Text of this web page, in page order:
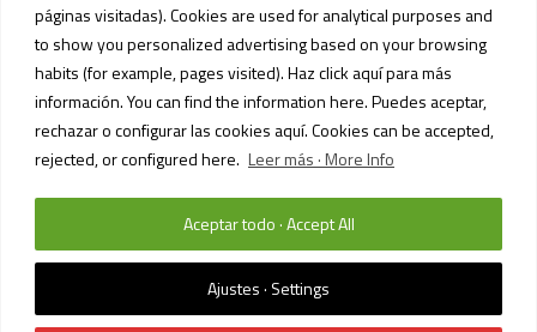
páginas visitadas). Cookies are used for analytical purposes and
to show you personalized advertising based on your browsing
habits (for example, pages visited). Haz click aquí para más
información. You can find the information here. Puedes aceptar,
rechazar o configurar las cookies aquí. Cookies can be accepted,
rejected, or configured here. Leer más · More Info
Ajustes · Settings
Aceptar todo · Accept All
POLÍTICA DE PRIVACIDAD Y PROTECCIÓN DE DATOS/ SIAM MALL MALL ©
2023 / TODOS LOS DERECHOS RESERVADOS